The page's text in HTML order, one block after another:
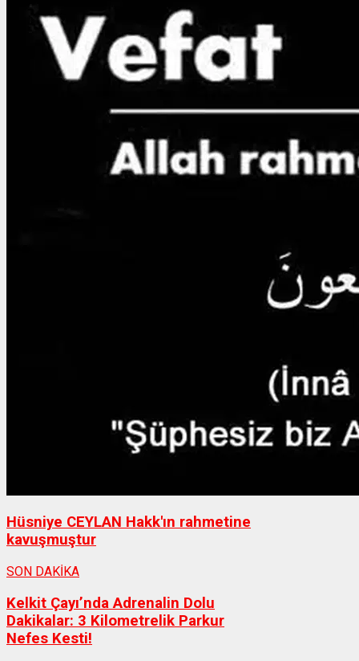
Hüsniye CEYLAN Hakk'ın rahmetine
kavuşmuştur
SON DAKİKA
Kelkit Çayı’nda Adrenalin Dolu
Dakikalar: 3 Kilometrelik Parkur
Nefes Kesti!